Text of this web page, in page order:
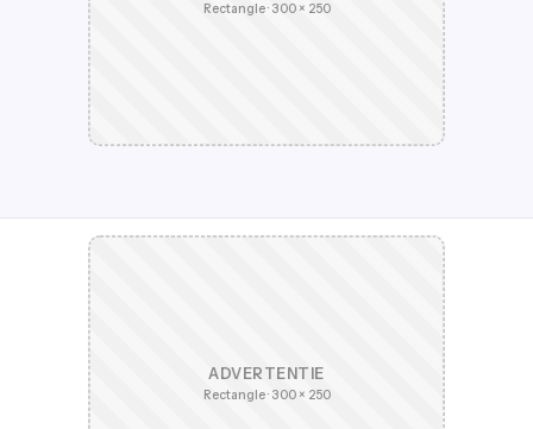
Rectangle · 300 × 250
ADVERTENTIE
Rectangle · 300 × 250